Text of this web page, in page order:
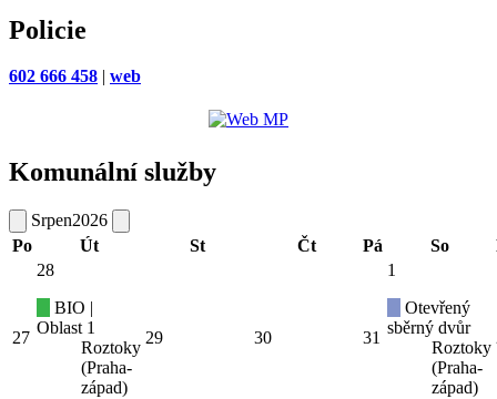
Policie
602 666 458 | web
Komunální služby
Srpen2026
Po
Út St Čt Pá So
27
28
BIO |
Oblast 1
Roztoky
(Praha-
západ)
29 30 31
1
Otevřený
sběrný dvůr
Roztoky
(Praha-
západ)